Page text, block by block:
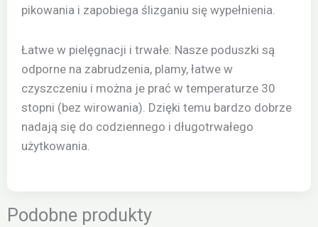
pikowania i zapobiega ślizganiu się wypełnienia.
Łatwe w pielęgnacji i trwałe: Nasze poduszki są
odporne na zabrudzenia, plamy, łatwe w
czyszczeniu i można je prać w temperaturze 30
stopni (bez wirowania). Dzięki temu bardzo dobrze
nadają się do codziennego i długotrwałego
użytkowania.
Podobne produkty